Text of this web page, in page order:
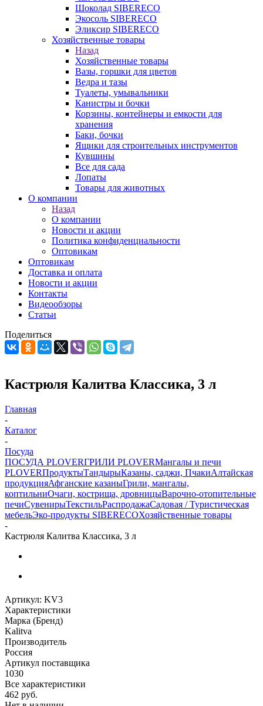
Шоколад SIBERECO
Экосоль SIBERECO
Эликсир SIBERECO
Хозяйственные товары
Назад
Хозяйственные товары
Вазы, горшки для цветов
Ведра и тазы
Туалеты, умывальники
Канистры и бочки
Корзины, контейнеры и емкости для
хранения
Баки, бочки
Ящики для строительных инструментов
Кувшины
Все для сада
Лопаты
Товары для животных
О компании
Назад
О компании
Новости и акции
Политика конфиденциальности
Оптовикам
Оптовикам
Доставка и оплата
Новости и акции
Контакты
Видеообзоры
Статьи
Поделиться
Кастрюля Калитва Классика, 3 л
Главная
-
Каталог
-
Посуда
ПОСУДА PLOVERГРИЛИ PLOVERМангалы и печи
PLOVERПродуктыТандырыКазаны, саджи, ПчакиАлтайская
продукцияАфганские казаныГрили, мангалы,
коптильниОчаги, кострища, дровницыВарочно-отопительные
печиСувенирыТекстильРаспродажаСадовая / Туристическая
мебельЭко-продукты SIBERECOХозяйственные товары
-
Кастрюля Калитва Классика, 3 л
Артикул: KV3
Характеристики
Марка (Бренд)
Kalitva
Производитель
Россия
Артикул поставщика
1030
Все характеристики
462 руб.